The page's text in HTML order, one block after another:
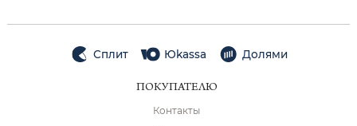
Сплит Юkassa Долями
ПОКУПАТЕЛЮ
Контакты